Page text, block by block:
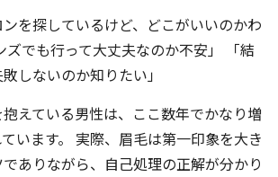
12：00～21：00（不定休）
ンを探しているけど、どこがいいのかわ
ズでも行って大丈夫なのか不安」 「結
しないのか知りたい」
えている男性は、ここ数年でかなり増
います。 実際、眉毛は第一印象を大き
ありながら、自己処理の正解が分かり